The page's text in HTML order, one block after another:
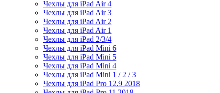
Чехлы для iPad Air 4
Чехлы для iPad Air 3
Чехлы для iPad Air 2
Чехлы для iPad Air 1
Чехлы для iPad 2/3/4
Чехлы для iPad Mini 6
Чехлы для iPad Mini 5
Чехлы для iPad Mini 4
Чехлы для iPad Mini 1 / 2 / 3
Чехлы для iPad Pro 12.9 2018